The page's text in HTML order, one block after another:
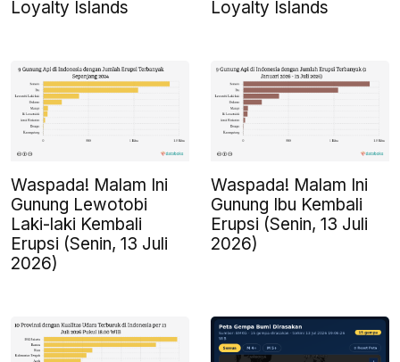
Loyalty Islands
Loyalty Islands
Waspada! Malam Ini
Gunung Lewotobi
Laki-laki Kembali
Erupsi (Senin, 13 Juli
2026)
Waspada! Malam Ini
Gunung Ibu Kembali
Erupsi (Senin, 13 Juli
2026)